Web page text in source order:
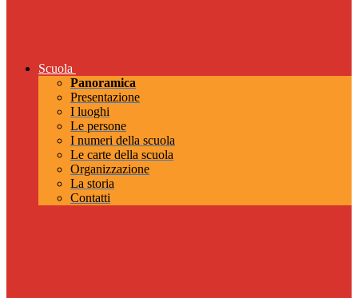
Scuola
Panoramica
Presentazione
I luoghi
Le persone
I numeri della scuola
Le carte della scuola
Organizzazione
La storia
Contatti